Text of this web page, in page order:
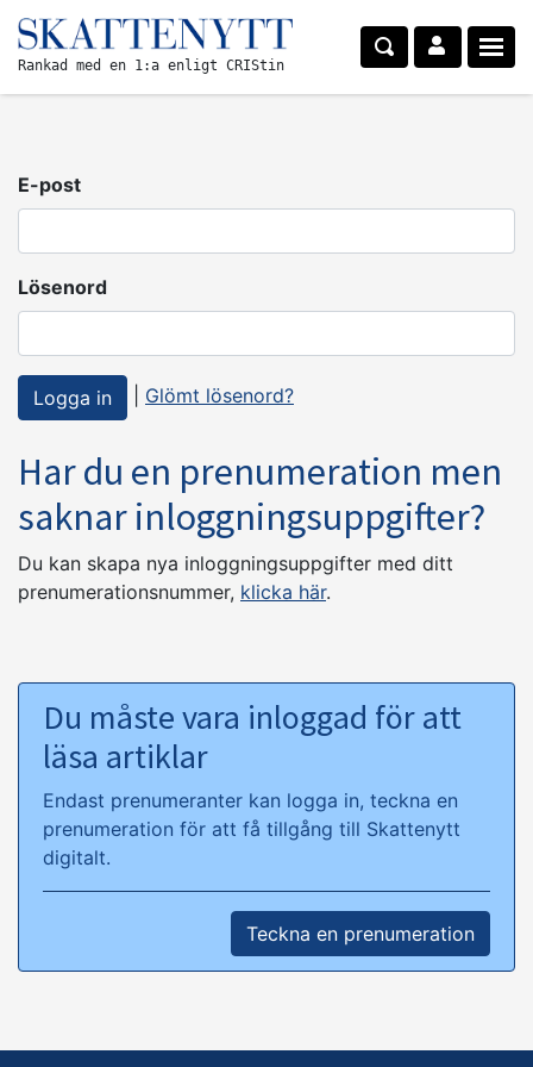
Rankad med en 1:a enligt CRIStin
E-post
Lösenord
Glömt lösenord?
Har du en prenumeration men
saknar inloggningsuppgifter?
Du kan skapa nya inloggningsuppgifter med ditt
prenumerationsnummer, klicka här.
Du måste vara inloggad för att
läsa artiklar
Endast prenumeranter kan logga in, teckna en
prenumeration för att få tillgång till Skattenytt
digitalt.
Teckna en prenumeration